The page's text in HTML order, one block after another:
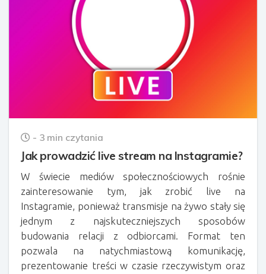
- 3 min czytania
Jak prowadzić live stream na Instagramie?
W świecie mediów społecznościowych rośnie
zainteresowanie tym, jak zrobić live na
Instagramie, ponieważ transmisje na żywo stały się
jednym z najskuteczniejszych sposobów
budowania relacji z odbiorcami. Format ten
pozwala na natychmiastową komunikację,
prezentowanie treści w czasie rzeczywistym oraz